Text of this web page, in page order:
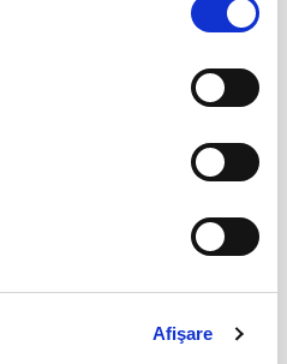
Afişare
15
16